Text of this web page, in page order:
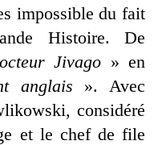
impossible du fait
Histoire. De
Jivago » en
anglais ». Avec
considéré
et le chef de file